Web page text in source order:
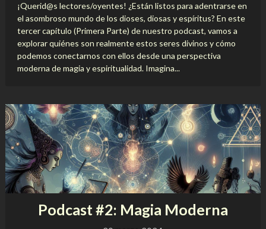
¡Querid@s lectores/oyentes! ¿Están listos para adentrarse en
el asombroso mundo de los dioses, diosas y espíritus? En este
tercer capítulo (Primera Parte) de nuestro podcast, vamos a
explorar quiénes son realmente estos seres divinos y cómo
podemos conectarnos con ellos desde una perspectiva
moderna de magia y espiritualidad. Imagina...
Podcast #2: Magia Moderna